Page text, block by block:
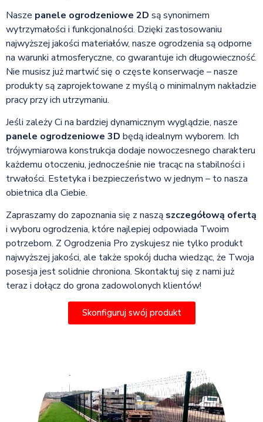
Nasze panele ogrodzeniowe 2D są synonimem
wytrzymałości i funkcjonalności. Dzięki zastosowaniu
najwyższej jakości materiałów, nasze ogrodzenia są odporne
na warunki atmosferyczne, co gwarantuje ich długowieczność.
Nie musisz już martwić się o częste konserwacje – nasze
produkty są zaprojektowane z myślą o minimalnym nakładzie
pracy przy ich utrzymaniu.
Jeśli zależy Ci na bardziej dynamicznym wyglądzie, nasze
panele ogrodzeniowe 3D będą idealnym wyborem. Ich
trójwymiarowa konstrukcja dodaje nowoczesnego charakteru
każdemu otoczeniu, jednocześnie nie tracąc na stabilności i
trwałości. Estetyka i bezpieczeństwo w jednym – to nasza
obietnica dla Ciebie.
Zapraszamy do zapoznania się z naszą szczegółową ofertą
i wyboru ogrodzenia, które najlepiej odpowiada Twoim
potrzebom. Z Ogrodzenia Pro zyskujesz nie tylko produkt
najwyższej jakości, ale także spokój ducha wiedząc, że Twoja
posesja jest solidnie chroniona. Skontaktuj się z nami już
teraz i dołącz do grona zadowolonych klientów!
Skonfiguruj swój produkt